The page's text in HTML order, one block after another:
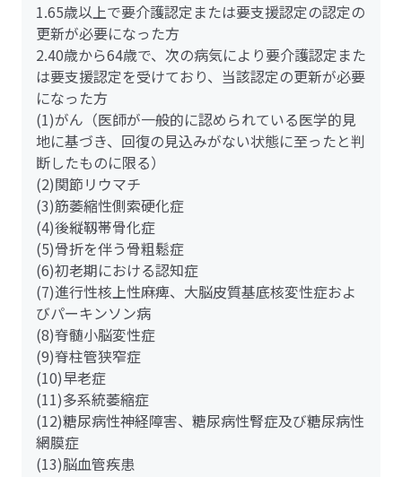
1.65歳以上で要介護認定または要支援認定の認定の
更新が必要になった方
2.40歳から64歳で、次の病気により要介護認定また
は要支援認定を受けており、当該認定の更新が必要
になった方
(1)がん（医師が一般的に認められている医学的見
地に基づき、回復の見込みがない状態に至ったと判
断したものに限る）
(2)関節リウマチ
(3)筋萎縮性側索硬化症
(4)後縦靱帯骨化症
(5)骨折を伴う骨粗鬆症
(6)初老期における認知症
(7)進行性核上性麻痺、大脳皮質基底核変性症およ
びパーキンソン病
(8)脊髄小脳変性症
(9)脊柱管狭窄症
(10)早老症
(11)多系統萎縮症
(12)糖尿病性神経障害、糖尿病性腎症及び糖尿病性
網膜症
(13)脳血管疾患